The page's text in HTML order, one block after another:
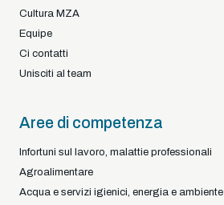
Cultura MZA
Equipe
Ci contatti
Unisciti al team
Aree di competenza
Infortuni sul lavoro, malattie professionali
Agroalimentare
Acqua e servizi igienici, energia e ambiente